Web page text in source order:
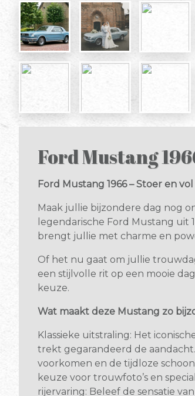
Ford Mustang
Ford Mustang 1966 – Stoer en
Maak jullie bijzondere dag nog
legendarische Ford Mustang uit
brengt jullie met charme en
Of het nu gaat om jullie
een stijlvolle rit op een mooie
keuze.
Wat maakt deze Mustang zo
Klassieke uitstraling: Het
trekt gegarandeerd de
voorkomen en de tijdloze
keuze voor trouwfoto’s en
rijervaring: Beleef de sensatie